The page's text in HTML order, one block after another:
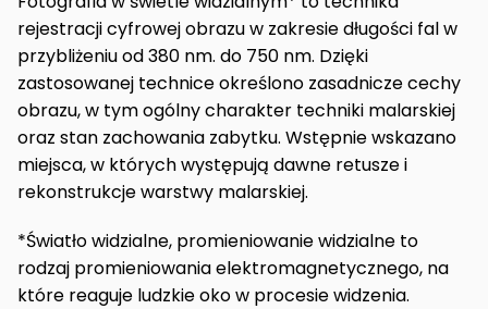
rejestracji cyfrowej obrazu w zakresie długości fal w
przybliżeniu od 380 nm. do 750 nm. Dzięki
zastosowanej technice określono zasadnicze cechy
obrazu, w tym ogólny charakter techniki malarskiej
oraz stan zachowania zabytku. Wstępnie wskazano
miejsca, w których występują dawne retusze i
rekonstrukcje warstwy malarskiej.
*Światło widzialne, promieniowanie widzialne to
rodzaj promieniowania elektromagnetycznego, na
które reaguje ludzkie oko w procesie widzenia.